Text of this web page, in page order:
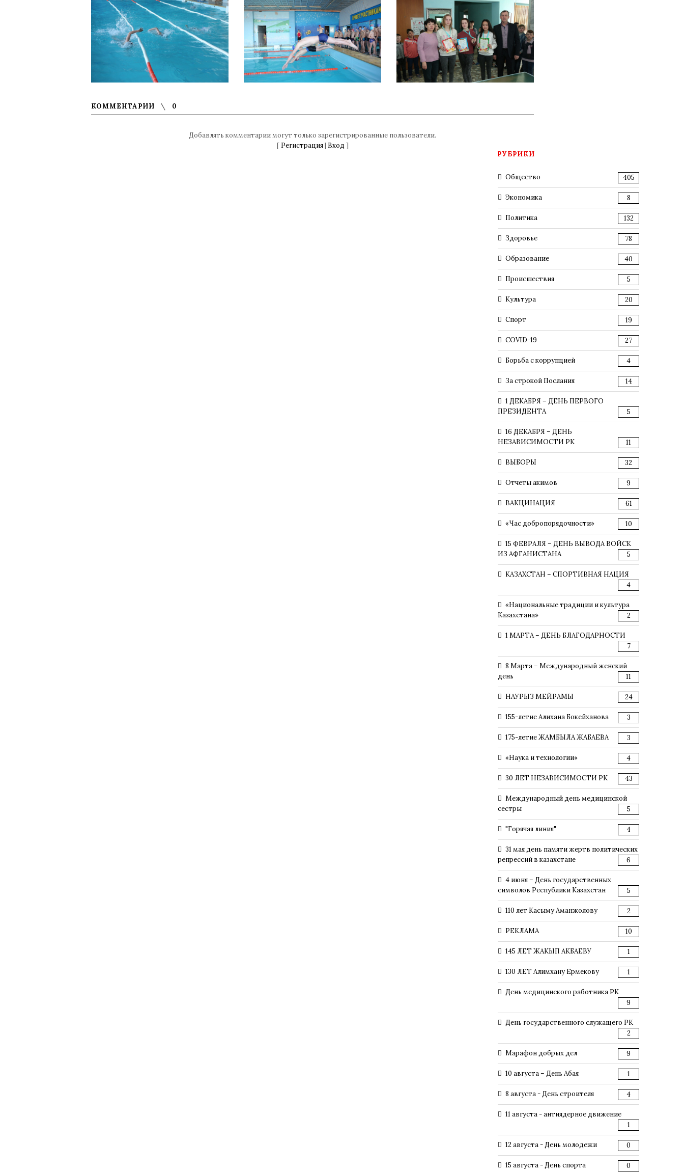
КОММЕНТАРИИ 0
Добавлять комментарии могут только зарегистрированные пользователи.
[ Регистрация| Вход ]
РУБРИКИ
Общество 405
Экономика 8
Политика 132
Здоровье 78
Образование 40
Происшествия 5
Культура 20
Спорт 19
COVID-19 27
Борьба с коррупцией 4
За строкой Послания 14
1 ДЕКАБРЯ – ДЕНЬ ПЕРВОГО
ПРЕЗИДЕНТА
5
16 ДЕКАБРЯ – ДЕНЬ
НЕЗАВИСИМОСТИ РК
11
ВЫБОРЫ 32
Отчеты акимов 9
ВАКЦИНАЦИЯ 61
«Час добропорядочности» 10
15 ФЕВРАЛЯ – ДЕНЬ ВЫВОДА ВОЙСК
ИЗ АФГАНИСТАНА
5
КАЗАХСТАН – СПОРТИВНАЯ НАЦИЯ
4
«Национальные традиции и культура
Казахстана»
2
1 МАРТА – ДЕНЬ БЛАГОДАРНОСТИ
7
8 Марта – Международный женский
день
11
НАУРЫЗ МЕЙРАМЫ 24
155-летие Алихана Бокейханова 3
175-летие ЖАМБЫЛА ЖАБАЕВА 3
«Наука и технологии» 4
30 ЛЕТ НЕЗАВИСИМОСТИ РК 43
Международный день медицинской
сестры
5
"Горячая линия" 4
31 мая день памяти жертв политических
репрессий в казахстане
6
4 июня – День государственных
символов Республики Казахстан
5
110 лет Касыму Аманжолову 2
РЕКЛАМА 10
145 ЛЕТ ЖАКЫП АКБАЕВУ 1
130 ЛЕТ Алимхану Ермекову 1
День медицинского работника РК
9
День государственного служащего РК
2
Марафон добрых дел 9
10 августа – День Абая 1
8 августа - День строителя 4
11 августа - антиядерное движение
1
12 августа - День молодежи 0
15 августа - День спорта 0